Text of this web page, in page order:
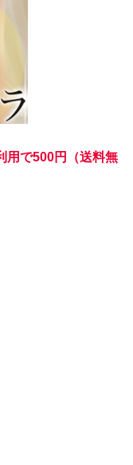
用で500円（送料無